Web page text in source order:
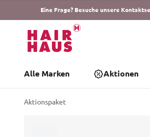
Eine Frage? Besuche unsere
Alle Marken Aktionen
Aktionspaket